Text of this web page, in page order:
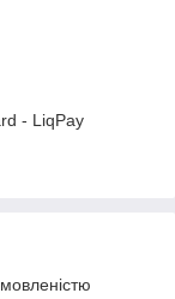
- LiqPay